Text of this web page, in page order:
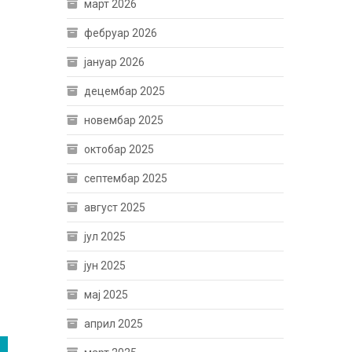
март 2026
фебруар 2026
јануар 2026
децембар 2025
новембар 2025
октобар 2025
септембар 2025
август 2025
јул 2025
јун 2025
мај 2025
април 2025